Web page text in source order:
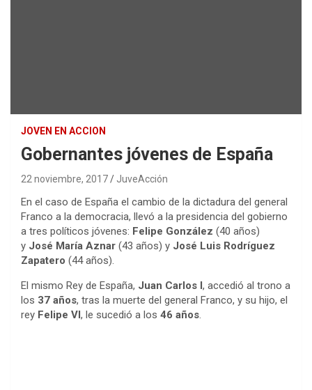
JOVEN EN ACCION
Gobernantes jóvenes de España
22 noviembre, 2017 JuveAcción
En el caso de España el cambio de la dictadura del general
Franco a la democracia, llevó a la presidencia del gobierno
a tres políticos jóvenes: Felipe González (40 años)
y José María Aznar (43 años) y José Luis Rodríguez
Zapatero (44 años).
El mismo Rey de España, Juan Carlos I, accedió al trono a
los 37 años, tras la muerte del general Franco, y su hijo, el
rey Felipe VI, le sucedió a los 46 años